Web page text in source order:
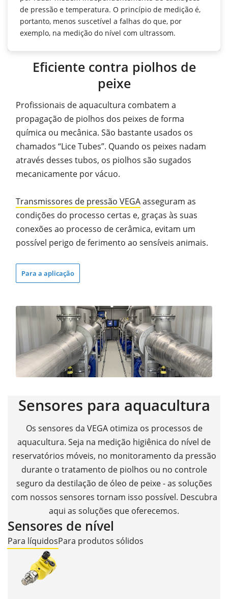
de pressão e temperatura. O princípio de medição é,
portanto, menos suscetível a falhas do que, por
exemplo, na medição do nível com ultrassom.
Eficiente contra piolhos de
peixe
Profissionais de aquacultura combatem a
propagação de piolhos dos peixes de forma
química ou mecânica. São bastante usados os
chamados “Lice Tubes”. Quando os peixes nadam
através desses tubos, os piolhos são sugados
mecanicamente por vácuo.
Transmissores de pressão VEGAasseguram as
condições do processo certas e, graças às suas
conexões ao processo de cerâmica, evitam um
possível perigo de ferimento ao sensíveis animais.
Para a aplicação
Sensores para aquacultura
Os sensores da VEGA otimiza os processos de
aquacultura. Seja na medição higiênica do nível de
reservatórios móveis, no monitoramento da pressão
durante o tratamento de piolhos ou no controle
seguro da destilação de óleo de peixe - as soluções
com nossos sensores tornam isso possível. Descubra
aqui as soluções que oferecemos.
Sensores de nível
Para líquidosPara produtos sólidos